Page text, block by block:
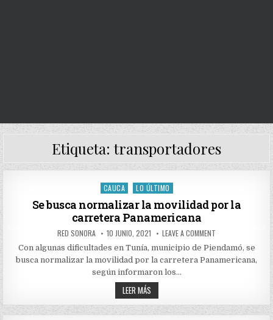
Etiqueta:transportadores
Posted
CAUCA LO ÚLTIMO
Se busca normalizar la movilidad por la
carretera Panamericana
AUTHOR:
RED SONORA PUBLISHED
DATE:
10 JUNIO, 2021 LEAVE A COMMENT
BUSCA
NORMALIZAR
LA
Con algunas dificultades en Tunía, municipio de Piendamó, se
busca normalizar la movilidad por la carretera Panamericana,
según informaron los…
LEER MÁSSE
BUSCA
NORMALIZAR
LA